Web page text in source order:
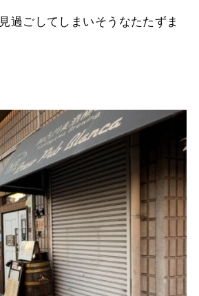
過ごしてしまいそうなたたずま